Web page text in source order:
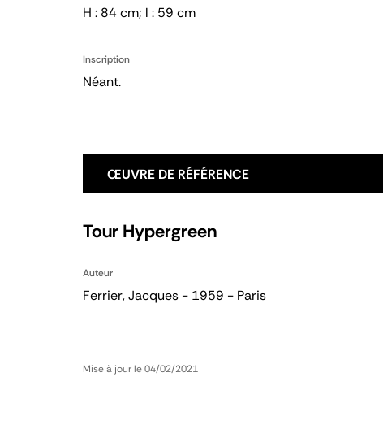
H : 84 cm; l : 59 cm
Inscription
Néant.
ŒUVRE DE RÉFÉRENCE
Tour Hypergreen
Auteur
Ferrier, Jacques - 1959 - Paris
Mise à jour le 04/02/2021